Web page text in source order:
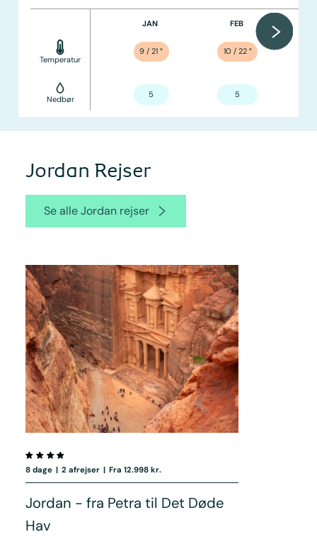
Temperatur
Nedbør
JAN
9 / 21 °
5
FEB
10 / 22°
5
Jordan Rejser
Se alle Jordan rejser
8 dage | 2 afrejser | Fra 12.998 kr.
Jordan - fra Petra til Det Døde
Hav